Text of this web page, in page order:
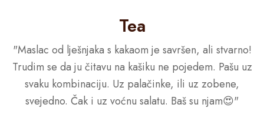
Tea
"Maslac od lješnjaka s kakaom je savršen, ali stvarno!
Trudim se da ju čitavu na kašiku ne pojedem. Pašu uz
svaku kombinaciju. Uz palačinke, ili uz zobene,
svejedno. Čak i uz voćnu salatu. Baš su njam😍"